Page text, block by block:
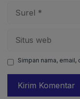
Simpan nama,